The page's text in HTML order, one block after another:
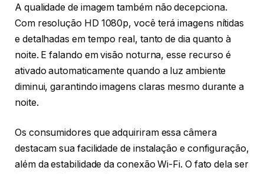
A qualidade de imagem também não decepciona.
Com resolução HD 1080p, você terá imagens nítidas
e detalhadas em tempo real, tanto de dia quanto à
noite. E falando em visão noturna, esse recurso é
ativado automaticamente quando a luz ambiente
diminui, garantindo imagens claras mesmo durante a
noite.
Os consumidores que adquiriram essa câmera
destacam sua facilidade de instalação e configuração,
além da estabilidade da conexão Wi-Fi. O fato dela ser